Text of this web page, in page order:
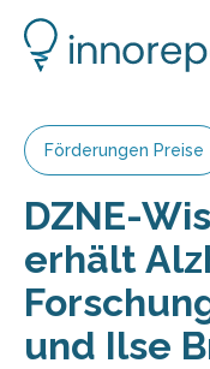
Förderungen Preise
DZNE-
erhält
und Ilse